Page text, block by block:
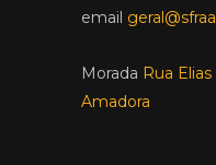
email
Morada Rua
Amadora